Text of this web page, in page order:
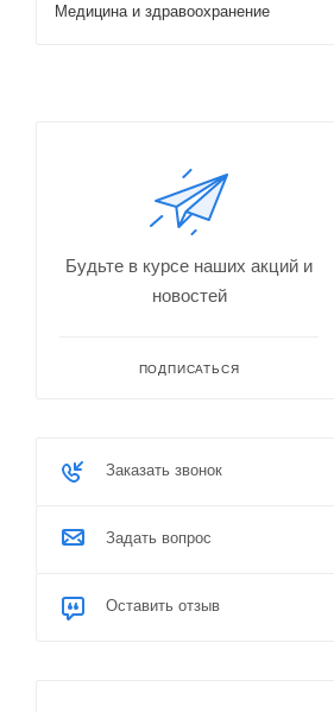
Медицина и здравоохранение
Будьте в курсе наших акций и
новостей
ПОДПИСАТЬСЯ
Заказать звонок
Задать вопрос
Оставить отзыв